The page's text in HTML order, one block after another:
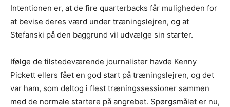
Intentionen er, at de fire quarterbacks får muligheden for
at bevise deres værd under træningslejren, og at
Stefanski på den baggrund vil udvælge sin starter.
Ifølge de tilstedeværende journalister havde Kenny
Pickett ellers fået en god start på træningslejren, og det
var ham, som deltog i flest træningssessioner sammen
med de normale startere på angrebet. Spørgsmålet er nu,